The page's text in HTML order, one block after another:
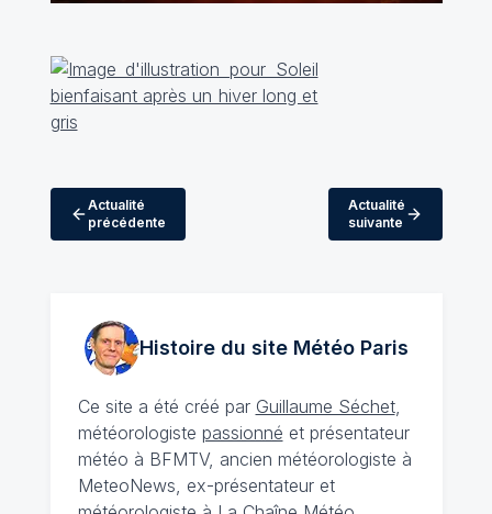
Actualité
précédente
Actualité
suivante
Histoire du site MétéoParis
Ce site a été créé par Guillaume Séchet,
météorologiste passionné et présentateur
météo à BFMTV, ancien météorologiste à
MeteoNews, ex-présentateur et